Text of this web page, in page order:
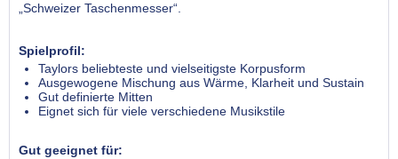
„Schweizer Taschenmesser“.
Spielprofil:
Taylors beliebteste und vielseitigste Korpusform
Ausgewogene Mischung aus Wärme, Klarheit und Sustain
Gut definierte Mitten
Eignet sich für viele verschiedene Musikstile
Gut geeignet für: